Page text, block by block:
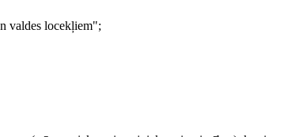
valdes locekļiem";